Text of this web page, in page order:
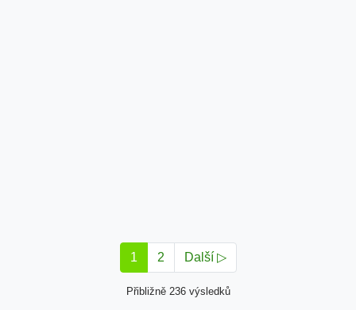
1 2 Další ▷
Přibližně 236 výsledků